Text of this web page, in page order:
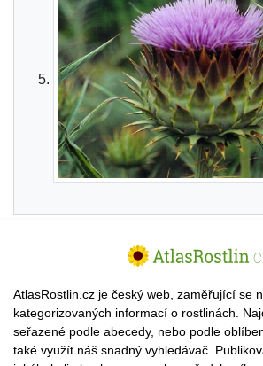
AtlasRostlin.cz je český web, zaměřující se
kategorizovaných informací o rostlinách.
seřazené podle abecedy, nebo podle
také využít náš snadný vyhledávač.